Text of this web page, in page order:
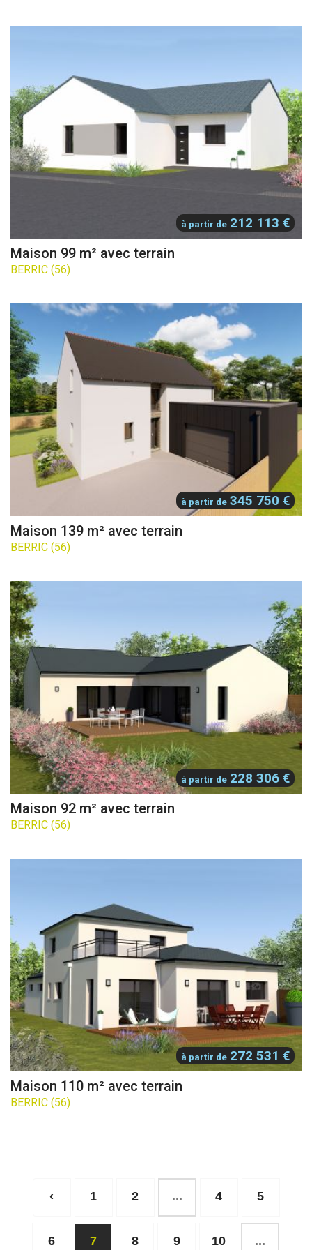
à partir de 212 113 €
Maison 99 m² avec terrain
BERRIC (56)
à partir de 345 750 €
Maison 139 m² avec terrain
BERRIC (56)
à partir de 228 306 €
Maison 92 m² avec terrain
BERRIC (56)
à partir de 272 531 €
Maison 110 m² avec terrain
BERRIC (56)
‹ 1 2 ... 4 5
6 7 8 9 10 ...